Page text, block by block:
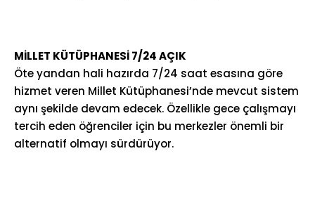
MİLLET KÜTÜPHANESİ 7/24 AÇIK
Öte yandan hali hazırda 7/24 saat esasına göre
hizmet veren Millet Kütüphanesi’nde mevcut sistem
aynı şekilde devam edecek. Özellikle gece çalışmayı
tercih eden öğrenciler için bu merkezler önemli bir
alternatif olmayı sürdürüyor.